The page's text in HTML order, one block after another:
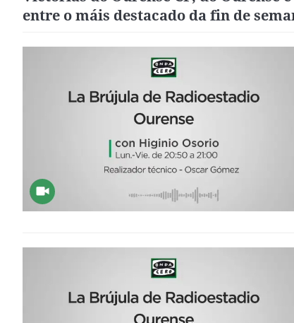
entre o máis destacado da fin de